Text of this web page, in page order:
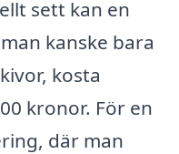
sett kan en
kanske bara
kosta
kronor. För en
där man